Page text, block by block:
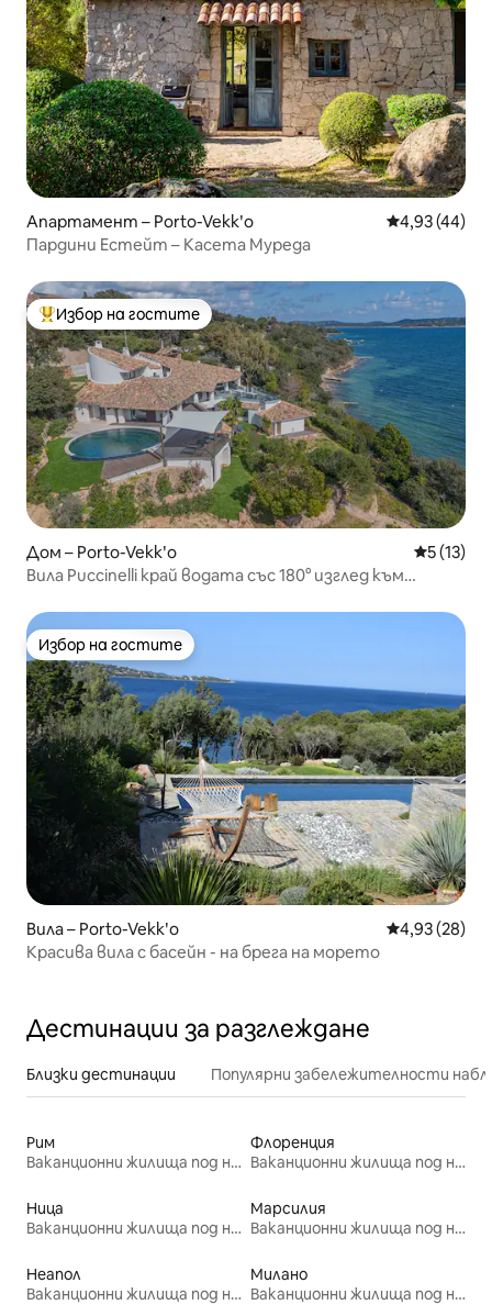
Апартамент – Porto-Vekkʹo Средна
4,93 (44)
Пардини Естейт – Касета Муреда
Най-популярен избор на гостите
Избор на гостите
Дом – Porto-Vekkʹo Средна
5 (13)
Вила Puccinelli край водата със 180° изглед към
Избор на гостите
Избор на гостите
Вила – Porto-Vekkʹo Средна
4,93 (28)
Красива вила с басейн - на брега на морето
Дестинации за разглеждане
Близки дестинации Популярни забележителности
Рим
Ваканционни жилища под наем
Флоренция
Ваканционни жилища под наем
Ница
Ваканционни жилища под наем
Марсилия
Ваканционни жилища под наем
Неапол
Ваканционни жилища под наем
Милано
Ваканционни жилища под наем